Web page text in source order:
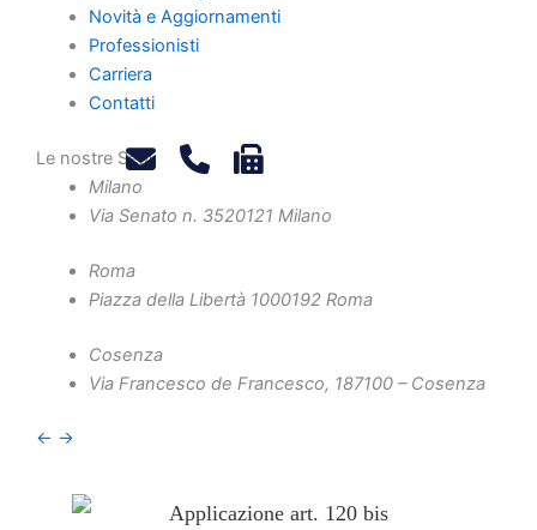
Novità e Aggiornamenti
Professionisti
Carriera
Contatti
Le nostre Sedi
Milano
Via Senato n. 3520121 Milano
Roma
Piazza della Libertà 1000192 Roma
Cosenza
Via Francesco de Francesco, 187100 – Cosenza
← →
Pubblicato da
-Luglio 29, 2025
-Diritto societario,News
Catanzaro ha chiarito che l’art. 120 bis,
c. 4, CCII non si applica
giudiziale della società.